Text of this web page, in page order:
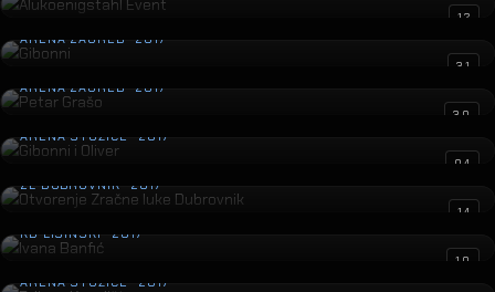
12
Gibonni
ARENA ZAGREB · 2017
31
Petar Grašo
ARENA ZAGREB · 2017
30
Gibonni i Oliver
ARENA STOŽICE · 2017
04
Otvorenje Zračne luke Dubrovnik
ZL DUBROVNIK · 2017
14
Ivana Banfić
KD LISINSKI · 2017
10
Prljavo Kazalište
ARENA STOŽICE · 2017